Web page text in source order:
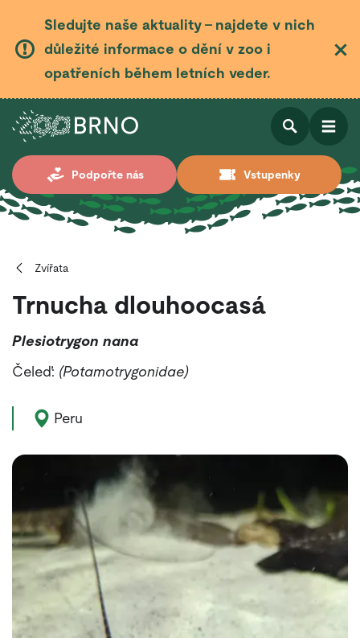
Sledujte naše aktuality – najdete v nich
důležité informace o dění v zoo i
opatřeních během letních veder.
Podpořte nás Vstupenky
Otevřít
Otevřít
Zvířata
Trnucha dlouhoocasá
Plesiotrygon nana
Čeleď: (Potamotrygonidae)
Výskyt zvířete:
Peru